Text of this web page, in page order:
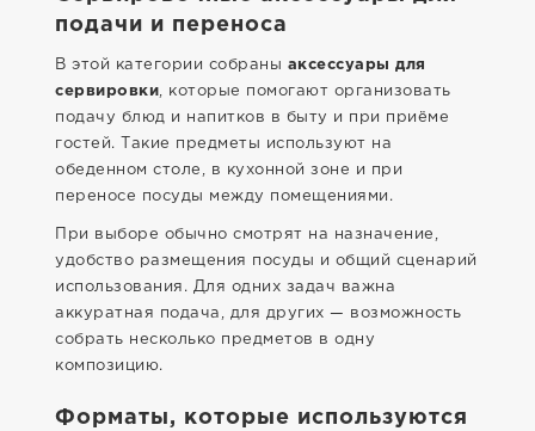
подачи и переноса
В этой категории собраны аксессуары для
сервировки , которые помогают организовать
подачу блюд и напитков в быту и при приёме
гостей. Такие предметы используют на
обеденном столе, в кухонной зоне и при
переносе посуды между помещениями.
При выборе обычно смотрят на назначение,
удобство размещения посуды и общий сценарий
использования. Для одних задач важна
аккуратная подача, для других — возможность
собрать несколько предметов в одну
композицию.
Форматы, которые используются